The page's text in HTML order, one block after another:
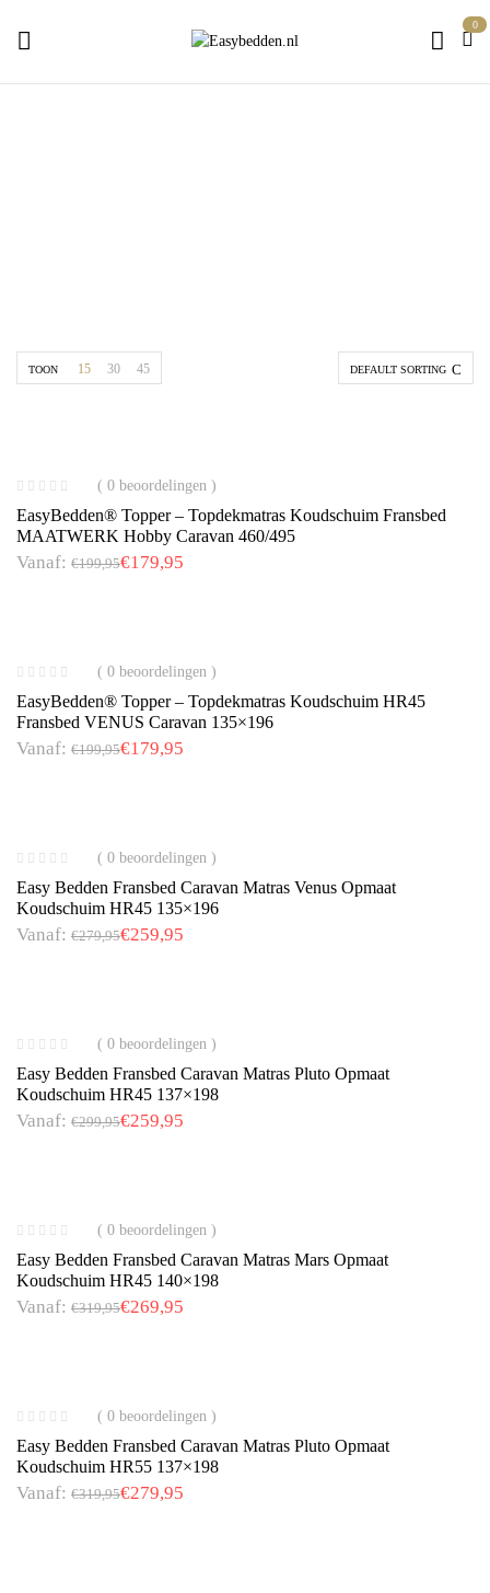
0
DEFAULT SORTING
TOON 15 30 45
( 0 beoordelingen )
EasyBedden® Topper – Topdekmatras Koudschuim Fransbed
MAATWERK Hobby Caravan 460/495
Vanaf: €199,95€179,95
( 0 beoordelingen )
EasyBedden® Topper – Topdekmatras Koudschuim HR45
Fransbed VENUS Caravan 135×196
Vanaf: €199,95€179,95
( 0 beoordelingen )
Easy Bedden Fransbed Caravan Matras Venus Opmaat
Koudschuim HR45 135×196
Vanaf: €279,95€259,95
( 0 beoordelingen )
Easy Bedden Fransbed Caravan Matras Pluto Opmaat
Koudschuim HR45 137×198
Vanaf: €299,95€259,95
( 0 beoordelingen )
Easy Bedden Fransbed Caravan Matras Mars Opmaat
Koudschuim HR45 140×198
Vanaf: €319,95€269,95
( 0 beoordelingen )
Easy Bedden Fransbed Caravan Matras Pluto Opmaat
Koudschuim HR55 137×198
Vanaf: €319,95€279,95